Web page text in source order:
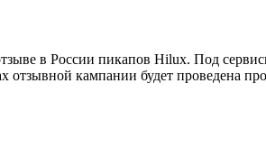
в России пикапов Hilux. Под
отзывной кампании будет проведена